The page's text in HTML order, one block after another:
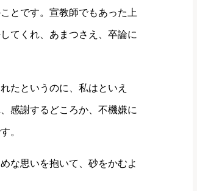
とです。宣教師でもあった上
てくれ、あまつさえ、卒論に
たというのに、私はといえ
感謝するどころか、不機嫌に
。
な思いを抱いて、砂をかむよ